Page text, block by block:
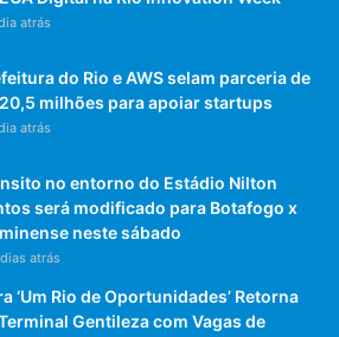
atrás
do Rio e AWS selam parceria de
milhões para apoiar startups
atrás
no entorno do Estádio Nilton
será modificado para Botafogo x
neste sábado
atrás
‘Um Rio de Oportunidades’ Retorna
Gentileza com Vagas de